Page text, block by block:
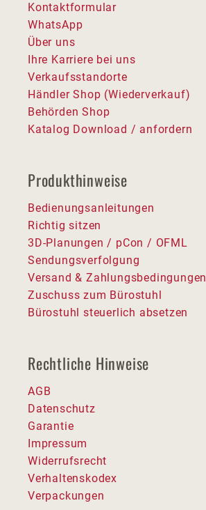
Kontaktformular
WhatsApp
Über uns
Ihre Karriere bei uns
Verkaufsstandorte
Händler Shop (Wiederverkauf)
Behörden Shop
Katalog Download / anfordern
Produkthinweise
Bedienungsanleitungen
Richtig sitzen
3D-Planungen / pCon / OFML
Sendungsverfolgung
Versand & Zahlungsbedingungen
Zuschuss zum Bürostuhl
Bürostuhl steuerlich absetzen
Rechtliche Hinweise
AGB
Datenschutz
Garantie
Impressum
Widerrufsrecht
Verhaltenskodex
Verpackungen